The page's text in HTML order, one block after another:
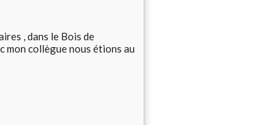
, dans le Bois de
mon collègue nous étions au